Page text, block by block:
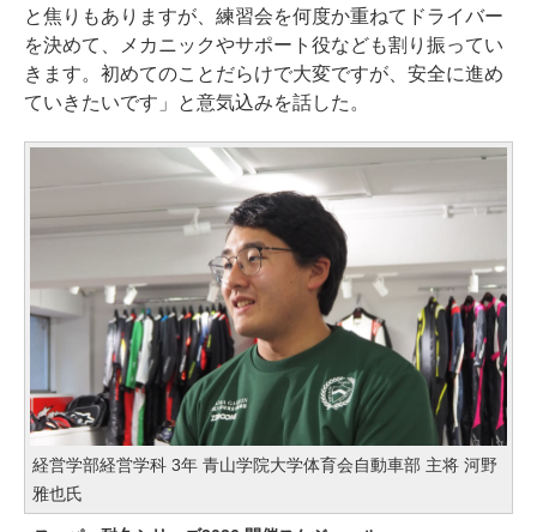
と焦りもありますが、練習会を何度か重ねてドライバー
を決めて、メカニックやサポート役なども割り振ってい
きます。初めてのことだらけで大変ですが、安全に進め
ていきたいです」と意気込みを話した。
経営学部経営学科 3年 青山学院大学体育会自動車部 主将 河野
雅也氏